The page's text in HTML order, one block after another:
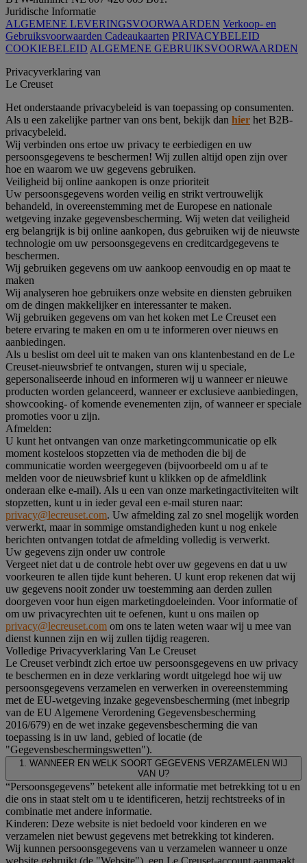
Juridische Informatie
ALGEMENE LEVERINGSVOORWAARDEN Verkoop- en
Gebruiksvoorwaarden Cadeaukaarten PRIVACYBELEID
COOKIEBELEID ALGEMENE GEBRUIKSVOORWAARDEN
Privacyverklaring van
Le Creuset
Het onderstaande privacybeleid is van toepassing op consumenten.
Als u een zakelijke partner van ons bent, bekijk dan hier het B2B-
privacybeleid.
Wij verbinden ons ertoe uw privacy te eerbiedigen en uw
persoonsgegevens te beschermen! Wij zullen altijd open zijn over
hoe en waarom we uw gegevens gebruiken.
Veiligheid bij online aankopen is onze prioriteit
Uw persoonsgegevens worden veilig en strikt vertrouwelijk
behandeld, in overeenstemming met de Europese en nationale
wetgeving inzake gegevensbescherming. Wij weten dat veiligheid
erg belangrijk is bij online aankopen, dus gebruiken wij de nieuwste
technologie om uw persoonsgegevens en creditcardgegevens te
beschermen.
Wij gebruiken gegevens om uw aankoop eenvoudig en op maat te
maken
Wij analyseren hoe gebruikers onze website en diensten gebruiken
om de dingen makkelijker en interessanter te maken.
Wij gebruiken gegevens om van het koken met Le Creuset een
betere ervaring te maken en om u te informeren over nieuws en
aanbiedingen.
Als u beslist om deel uit te maken van ons klantenbestand en de Le
Creuset-nieuwsbrief te ontvangen, sturen wij u speciale,
gepersonaliseerde inhoud en informeren wij u wanneer er nieuwe
producten worden gelanceerd, wanneer er exclusieve aanbiedingen,
showcooking- of komende evenementen zijn, of wanneer er speciale
promoties voor u zijn.
Afmelden:
U kunt het ontvangen van onze marketingcommunicatie op elk
moment kosteloos stopzetten via de methoden die bij de
communicatie worden weergegeven (bijvoorbeeld om u af te
melden voor de nieuwsbrief kunt u klikken op de afmeldlink
onderaan elke e-mail). Als u een van onze marketingactiviteiten wilt
stopzetten, kunt u in ieder geval een e-mail sturen naar:
privacy@lecreuset.com. Uw afmelding zal zo snel mogelijk worden
verwerkt, maar in sommige omstandigheden kunt u nog enkele
berichten ontvangen totdat de afmelding volledig is verwerkt.
Uw gegevens zijn onder uw controle
Vergeet niet dat u de controle hebt over uw gegevens en dat u uw
voorkeuren te allen tijde kunt beheren. U kunt erop rekenen dat wij
uw gegevens nooit zonder uw toestemming aan derden zullen
doorgeven voor hun eigen marketingdoeleinden. Voor informatie of
om uw privacyrechten uit te oefenen, kunt u ons mailen op
privacy@lecreuset.com om ons te laten weten waar wij u mee van
dienst kunnen zijn en wij zullen tijdig reageren.
Volledige Privacyverklaring Van Le Creuset
Le Creuset verbindt zich ertoe uw persoonsgegevens en uw privacy
te beschermen en in deze verklaring wordt uitgelegd hoe wij uw
persoonsgegevens verzamelen en verwerken in overeenstemming
met de EU-wetgeving inzake gegevensbescherming (met inbegrip
van de EU Algemene Verordening Gegevensbescherming
2016/679) en de wet inzake gegevensbescherming die van
toepassing is in uw land, gebied of locatie (de
"Gegevensbeschermingswetten").
1. WANNEER EN WELK SOORT GEGEVENS VERZAMELEN WIJ
VAN U?
“Persoonsgegevens” betekent alle informatie met betrekking tot u en
die ons in staat stelt om u te identificeren, hetzij rechtstreeks of in
combinatie met andere informatie.
Kinderen: Deze website is niet bedoeld voor kinderen en we
verzamelen niet bewust gegevens met betrekking tot kinderen.
Wij kunnen persoonsgegevens van u verzamelen wanneer u onze
website gebruikt (de "Website"), een Le Creuset-account aanmaakt,